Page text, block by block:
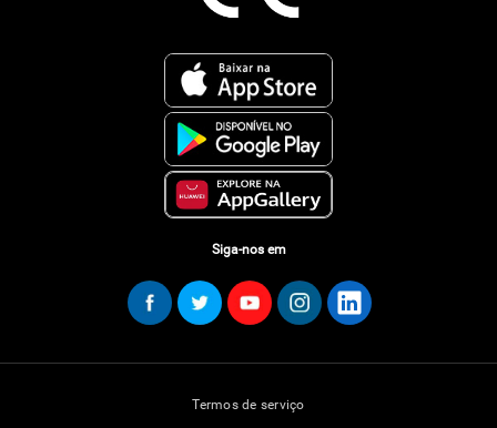
Siga-nos em
Termos de serviço